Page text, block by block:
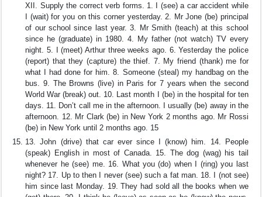
XII. Supply the correct verb forms. 1. I (see) a car accident while
I (wait) for you on this corner yesterday. 2. Mr Jone (be) principal
of our school since last year. 3. Mr Smith (teach) at this school
since he (graduate) in 1980. 4. My father (not watch) TV every
night. 5. I (meet) Arthur three weeks ago. 6. Yesterday the police
(report) that they (capture) the thief. 7. My friend (thank) me for
what I had done for him. 8. Someone (steal) my handbag on the
bus. 9. The Browns (live) in Paris for 7 years when the second
World War (break) out. 10. Last month I (be) in the hospital for ten
days. 11. Don’t call me in the afternoon. I usually (be) away in the
afternoon. 12. Mr Clark (be) in New York 2 months ago. Mr Rossi
(be) in New York until 2 months ago. 15
13. John (drive) that car ever since I (know) him. 14. People
(speak) English in most of Canada. 15. The dog (wag) his tail
whenever he (see) me. 16. What you (do) when I (ring) you last
night? 17. Up to then I never (see) such a fat man. 18. I (not see)
him since last Monday. 19. They had sold all the books when we